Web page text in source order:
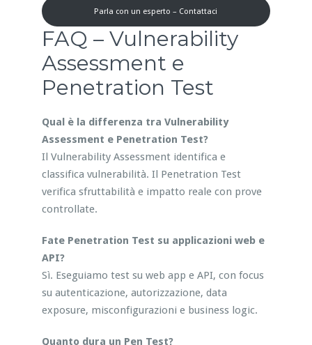
Parla con un esperto – Contattaci
FAQ – Vulnerability
Assessment e
Penetration Test
Qual è la differenza tra Vulnerability
Assessment e Penetration Test?
Il Vulnerability Assessment identifica e
classifica vulnerabilità. Il Penetration Test
verifica sfruttabilità e impatto reale con prove
controllate.
Fate Penetration Test su applicazioni web e
API?
Sì. Eseguiamo test su web app e API, con focus
su autenticazione, autorizzazione, data
exposure, misconfigurazioni e business logic.
Quanto dura un Pen Test?